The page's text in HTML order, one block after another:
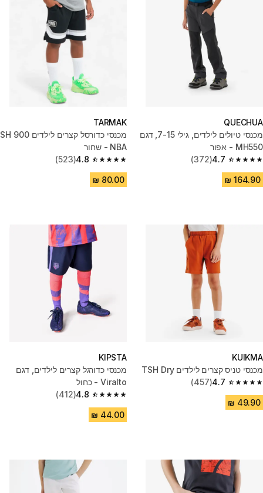
QUECHUA
מכנסי טיולים לילדים, גילי 7-15, דגם
MH550 - אפור
4.7
4.7 out of 5 stars from 372 reviews
(372)
TARMAK
מכנסי כדורסל קצרים לילדים SH 900
NBA - שחור
4.8
4.8 out of 5 stars from 523 reviews
(523)
KUIKMA
מכנסי טניס קצרים לילדים TSH Dry
4.7
4.7 out of 5 stars from 457 reviews
(457)
KIPSTA
מכנסי כדורגל קצרים לילדים, דגם
Viralto - כחול
4.8
4.8 out of 5 stars from 412 reviews
(412)